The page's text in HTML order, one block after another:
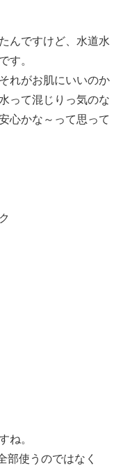
んですけど、水道水
す。
れがお肌にいいのか
って混じりっ気のな
心かな～って思って
ね。
部使うのではなく